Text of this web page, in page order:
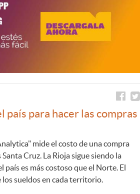
país para hacer las compras
mide el costo de una compra
Cruz. La Rioja sigue siendo la
país es más costoso que el Norte. El
sueldos en cada territorio.